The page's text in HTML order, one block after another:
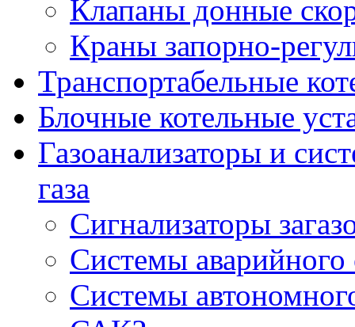
Клапаны донные
Краны запорно-
Транспортабельные
Блочные котельные
Газоанализаторы и
газа
Сигнализаторы
Системы
Системы